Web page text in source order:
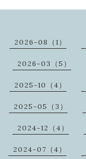
2026-08（1）
2026-03（5）
2025-10（4）
2025-05（3）
2024-12（4）
2024-07（4）